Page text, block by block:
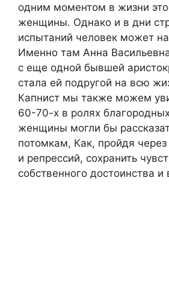
одним моментом в жизни
женщины. Однако и в дни
испытаний человек может
Именно там Анна
с еще одной бывшей
стала ей подругой на всю
Капнист мы также можем
60-70-х в ролях
женщины могли бы
потомкам, Как, пройдя
и репрессий, сохранить
собственного достоинства